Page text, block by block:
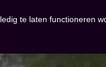
te laten functioneren